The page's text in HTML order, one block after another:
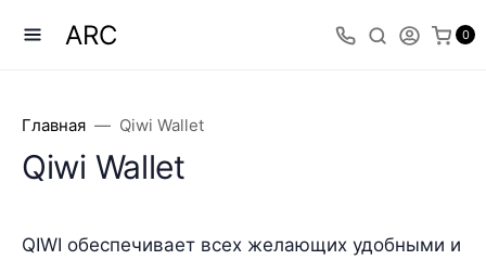
ARC 0
Главная Qiwi Wallet
Qiwi Wallet
QIWI обеспечивает всех желающих удобными и